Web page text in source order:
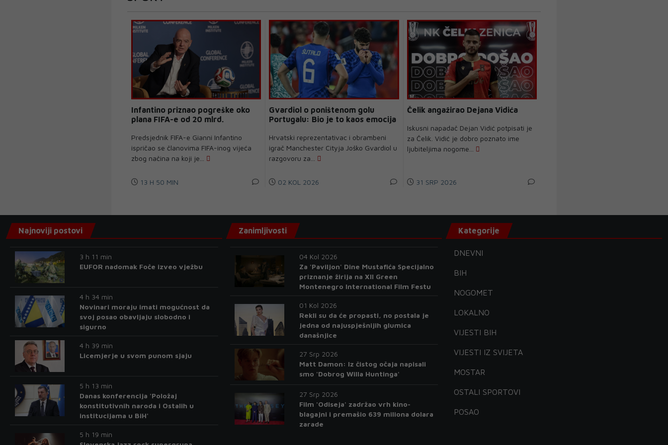
Infantino priznao pogreške oko
plana FIFA-e od 20 mlrd.
Predsjednik FIFA-e Gianni Infantino
ispričao se članovima FIFA-inog vijeća
zbog načina na koji je...
13 H 50 MIN
Gvardiol o poništenom golu
Portugalu: Bio je to kaos emocija
Hrvatski reprezentativac i obrambeni
igrač Manchester Cityja Joško Gvardiol u
razgovoru za...
02 KOL 2026
Čelik angažirao Dejana Vidića
Iskusni napadač Dejan Vidić potpisati je
za Čelik. Vidić je dobro poznato ime
ljubiteljima nogome...
31 SRP 2026
Najnoviji postovi
3 h 11 min
EUFOR nadomak Foče izveo vježbu
4 h 34 min
Novinari moraju imati mogućnost da
svoj posao obavljaju slobodno i
sigurno
4 h 39 min
Licemjerje u svom punom sjaju
5 h 13 min
Danas konferencija 'Položaj
konstitutivnih naroda i Ostalih u
institucijama u BiH'
5 h 19 min
Zanimljivosti
04 Kol 2026
Za 'Paviljon' Dine Mustafića Specijalno
priznanje žirija na XII Green
Montenegro International Film Festu
01 Kol 2026
Rekli su da će propasti, no postala je
jedna od najuspješnijih glumica
današnjice
27 Srp 2026
Matt Damon: Iz čistog očaja napisali
smo 'Dobrog Willa Huntinga'
27 Srp 2026
Film 'Odiseja' zadržao vrh kino-
blagajni i premašio 639 miliona dolara
zarade
Kategorije
DNEVNI
BIH
NOGOMET
LOKALNO
VIJESTI BIH
VIJESTI IZ SVIJETA
MOSTAR
OSTALI SPORTOVI
POSAO